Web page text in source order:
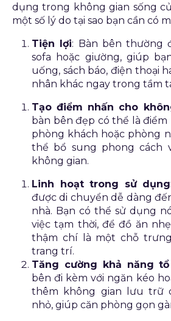
dụng trong không gian sống
một số lý do tại sao bạn cần có
Tiện lợi: Bàn bên thường
sofa hoặc giường, giúp
uống, sách báo, điện thoại
nhân khác ngay trong tầm
Tạo điểm nhấn cho
bàn bên đẹp có thể là
phòng khách hoặc phòng
thể bổ sung phong cách
không gian.
Linh hoạt trong sử dụng
được di chuyển dễ dàng
nhà. Bạn có thể sử dụng
việc tạm thời, để đồ ăn
thậm chí là một chỗ
trang trí.
Tăng cường khả năng
bên đi kèm với ngăn kéo
thêm không gian lưu trữ
nhỏ, giúp căn phòng gọn